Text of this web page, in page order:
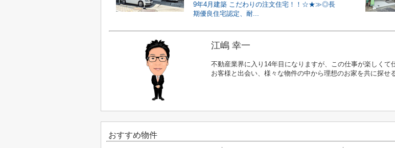
9年4月建築 こだわりの注文住宅！！☆★≫◎長
期優良住宅認定、耐...
江嶋 幸一
不動産業界に入り14年目になりますが、この仕事が楽しくて
お客様と出会い、様々な物件の中から理想のお家を共に探
おすすめ物件